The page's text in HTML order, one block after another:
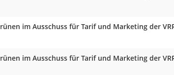
im Ausschuss für Tarif und Marketing der
im Ausschuss für Tarif und Marketing der